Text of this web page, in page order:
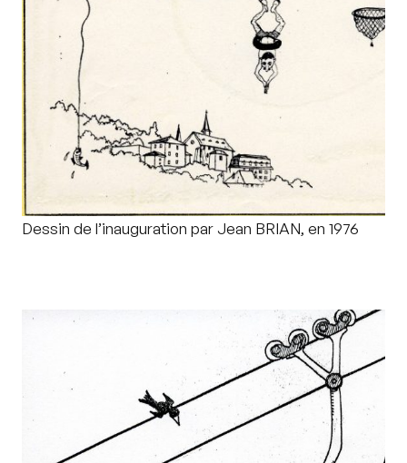
Dessin de l’inauguration par Jean BRIAN, en 1976